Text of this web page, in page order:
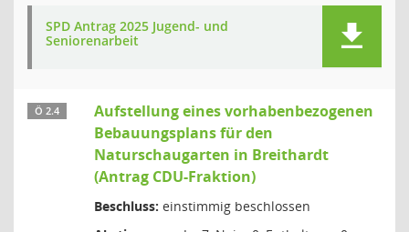
SPD Antrag 2025 Jugend- und
Seniorenarbeit
Ö 2.4
Aufstellung eines vorhabenbezogenen
Bebauungsplans für den
Naturschaugarten in Breithardt
(Antrag CDU-Fraktion)
Beschluss: einstimmig beschlossen